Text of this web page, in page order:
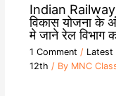
Indian
विकास योजना के
मे जाने रेल विभाग
1 Comment / Latest
12th / By MNC